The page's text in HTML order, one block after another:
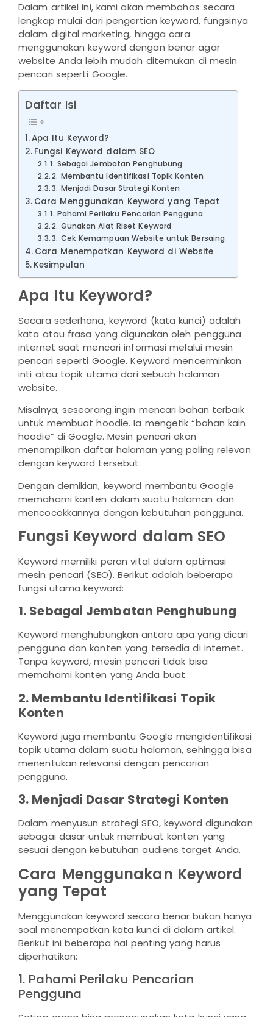
Dalam artikel ini, kami akan membahas secara
lengkap mulai dari pengertian keyword, fungsinya
dalam digital marketing, hingga cara
menggunakan keyword dengan benar agar
website Anda lebih mudah ditemukan di mesin
pencari seperti Google.
Daftar Isi
Apa Itu Keyword?
Fungsi Keyword dalam SEO
1. Sebagai Jembatan Penghubung
2. Membantu Identifikasi Topik Konten
3. Menjadi Dasar Strategi Konten
Cara Menggunakan Keyword yang Tepat
1. Pahami Perilaku Pencarian Pengguna
2. Gunakan Alat Riset Keyword
3. Cek Kemampuan Website untuk Bersaing
Cara Menempatkan Keyword di Website
Kesimpulan
Apa Itu Keyword?
Secara sederhana, keyword (kata kunci) adalah
kata atau frasa yang digunakan oleh pengguna
internet saat mencari informasi melalui mesin
pencari seperti Google. Keyword mencerminkan
inti atau topik utama dari sebuah halaman
website.
Misalnya, seseorang ingin mencari bahan terbaik
untuk membuat hoodie. Ia mengetik “bahan kain
hoodie” di Google. Mesin pencari akan
menampilkan daftar halaman yang paling relevan
dengan keyword tersebut.
Dengan demikian, keyword membantu Google
memahami konten dalam suatu halaman dan
mencocokkannya dengan kebutuhan pengguna.
Fungsi Keyword dalam SEO
Keyword memiliki peran vital dalam optimasi
mesin pencari (SEO). Berikut adalah beberapa
fungsi utama keyword:
1. Sebagai Jembatan Penghubung
Keyword menghubungkan antara apa yang dicari
pengguna dan konten yang tersedia di internet.
Tanpa keyword, mesin pencari tidak bisa
memahami konten yang Anda buat.
2. Membantu Identifikasi Topik
Konten
Keyword juga membantu Google mengidentifikasi
topik utama dalam suatu halaman, sehingga bisa
menentukan relevansi dengan pencarian
pengguna.
3. Menjadi Dasar Strategi Konten
Dalam menyusun strategi SEO, keyword digunakan
sebagai dasar untuk membuat konten yang
sesuai dengan kebutuhan audiens target Anda.
Cara Menggunakan Keyword
yang Tepat
Menggunakan keyword secara benar bukan hanya
soal menempatkan kata kunci di dalam artikel.
Berikut ini beberapa hal penting yang harus
diperhatikan:
1. Pahami Perilaku Pencarian
Pengguna